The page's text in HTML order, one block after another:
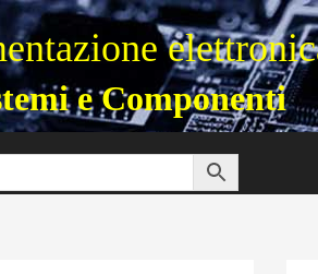
e Componenti